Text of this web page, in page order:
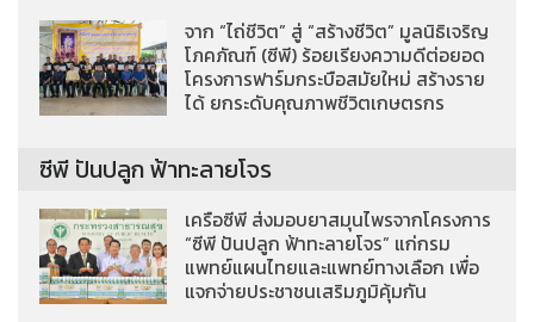
จาก “ไถ่ชีวิต” สู่ “สร้างชีวิต” มูลนิธิเจริญ
โภคภัณฑ์ (ซีพี) ร้อยเรียงความดีต่อยอด
โครงการฟาร์มกระบือสมัยใหม่ สร้างราย
ได้ ยกระดับคุณภาพชีวิตเกษตรกร
ซีพี ปันปลูก ฟ้าทะลายโจร
เครือซีพี ส่งมอบยาสมุนไพรจากโครงการ
“ซีพี ปันปลูก ฟ้าทะลายโจร” แก่กรม
แพทย์แผนไทยและแพทย์ทางเลือก เพื่อ
แจกจ่ายประชาชนเสริมภูมิคุ้มกัน